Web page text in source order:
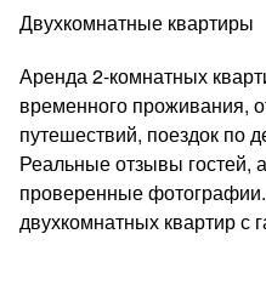
Двухкомнатные квартиры
Аренда 2-комнатных
временного проживания,
путешествий, поездок по
Реальные отзывы гостей,
проверенные
двухкомнатных квартир с